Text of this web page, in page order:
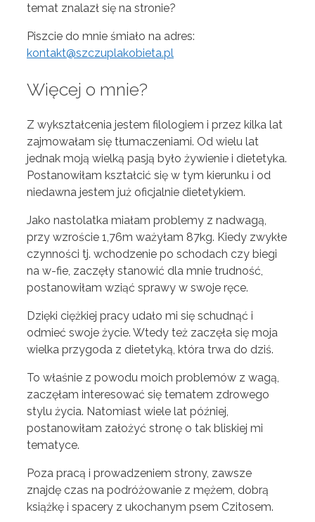
temat znalazł się na stronie?
Piszcie do mnie śmiało na adres:
kontakt@szczuplakobieta.pl
Więcej o mnie?
Z wykształcenia jestem filologiem i przez kilka lat
zajmowałam się tłumaczeniami. Od wielu lat
jednak moją wielką pasją było żywienie i dietetyka.
Postanowiłam kształcić się w tym kierunku i od
niedawna jestem już oficjalnie dietetykiem.
Jako nastolatka miałam problemy z nadwagą,
przy wzroście 1,76m ważyłam 87kg. Kiedy zwykłe
czynności tj. wchodzenie po schodach czy biegi
na w-fie, zaczęły stanowić dla mnie trudność,
postanowiłam wziąć sprawy w swoje ręce.
Dzięki ciężkiej pracy udało mi się schudnąć i
odmieć swoje życie. Wtedy też zaczęła się moja
wielka przygoda z dietetyką, która trwa do dziś.
To właśnie z powodu moich problemów z wagą,
zaczęłam interesować się tematem zdrowego
stylu życia. Natomiast wiele lat później,
postanowiłam założyć stronę o tak bliskiej mi
tematyce.
Poza pracą i prowadzeniem strony, zawsze
znajdę czas na podróżowanie z mężem, dobrą
książkę i spacery z ukochanym psem Czitosem.